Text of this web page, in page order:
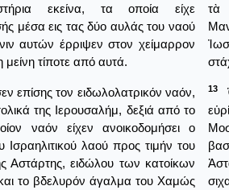
εκείνα, τα οποία είχε
μέσα εις τας δύο αυλάς του ναού
αυτών έρριψεν στον χείμαρρον
τίποτε από αυτά.
τὰ
επίσης τον ειδωλολατρικόν ναόν,
της Ιερουσαλήμ, δεξιά από το
ναόν είχεν ανοικοδομήσει ο
λαού προς τιμήν του
Αστάρτης, ειδώλου των κατοίκων
το βδελυρόν άγαλμα του Χαμώς
13